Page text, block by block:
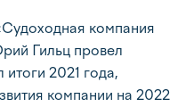
компания
Гильц провел
2021 года,
компании на 2022